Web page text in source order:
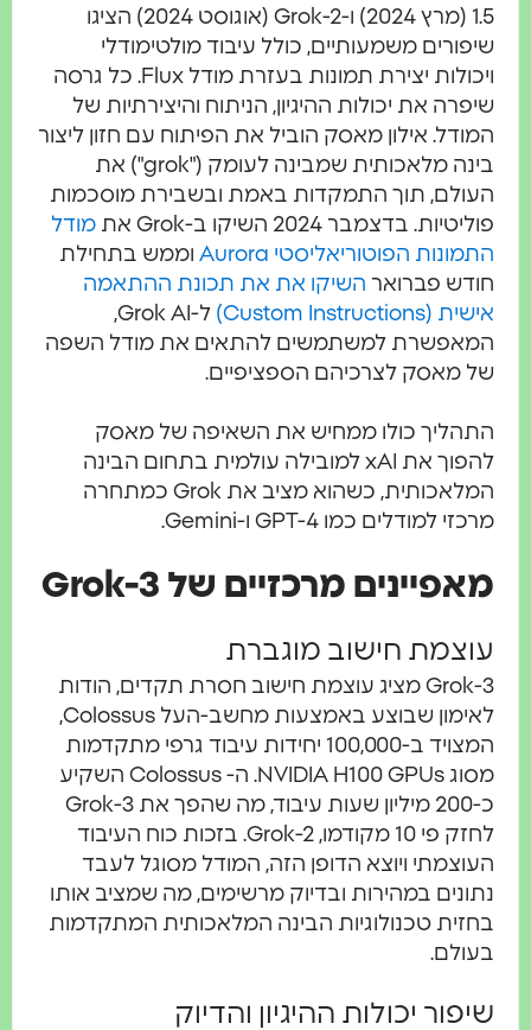
1.5 (מרץ 2024) ו-Grok-2 (אוגוסט 2024) הציגו
שיפורים משמעותיים, כולל עיבוד מולטימודלי
ויכולות יצירת תמונות בעזרת מודל Flux. כל גרסה
שיפרה את יכולות ההיגיון, הניתוח והיצירתיות של
המודל. אילון מאסק הוביל את הפיתוח עם חזון ליצור
בינה מלאכותית שמבינה לעומק ("grok") את
העולם, תוך התמקדות באמת ובשבירת מוסכמות
פוליטיות. בדצמבר 2024 השיקו ב-Grok את
מודל
התמונות הפוטוריאליסטי Aurora
וממש בתחילת
חודש פברואר השיקו את את תכונת ההתאמה
אישית (Custom Instructions)
ל-Grok AI,
המאפשרת למשתמשים להתאים את מודל השפה
של מאסק לצרכיהם הספציפיים.
התהליך כולו ממחיש את השאיפה של מאסק
להפוך את xAI למובילה עולמית בתחום הבינה
המלאכותית, כשהוא מציב את Grok כמתחרה
מרכזי למודלים כמו GPT-4 ו-Gemini.
מאפיינים מרכזיים של Grok-3
עוצמת חישוב מוגברת
Grok-3 מציג עוצמת חישוב חסרת תקדים, הודות
לאימון שבוצע באמצעות מחשב-העל Colossus,
המצויד ב-100,000 יחידות עיבוד גרפי מתקדמות
מסוג NVIDIA H100 GPUs. ה- Colossus השקיע
כ-200 מיליון שעות עיבוד, מה שהפך את Grok-3
לחזק פי 10 מקודמו, Grok-2. בזכות כוח העיבוד
העוצמתי ויוצא הדופן הזה, המודל מסוגל לעבד
נתונים במהירות ובדיוק מרשימים, מה שמציב אותו
בחזית טכנולוגיות הבינה המלאכותית המתקדמות
בעולם.
שיפור יכולות ההיגיון והדיוק